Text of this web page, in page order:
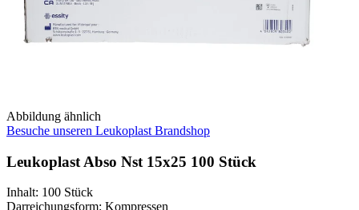
Abbildung ähnlich
Besuche unseren Leukoplast Brandshop
Leukoplast Abso Nst 15x25 100 Stück
Inhalt: 100 Stück
Darreichungsform: Kompressen